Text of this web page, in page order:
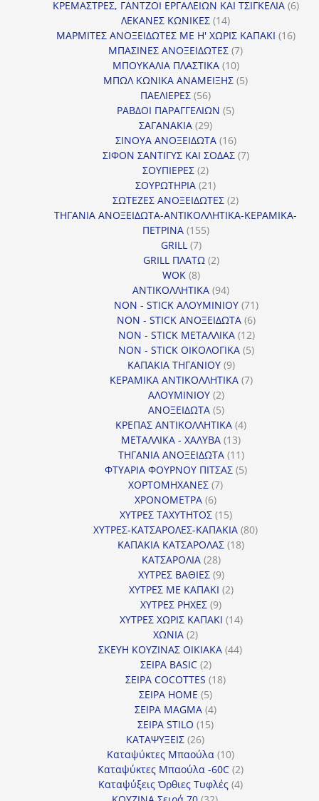
προϊόντα
ΚΡΕΜΑΣΤΡΕΣ, ΓΑΝΤΖΟΙ ΕΡΓΑΛΕΙΩΝ ΚΑΙ ΤΣΙΓΚΕΛΙΑ 66
ΛΕΚΑΝΕΣ ΚΩΝΙΚΕΣ 1414
προϊόντα
ΜΑΡΜΙΤΕΣ ΑΝΟΞΕΙΔΩΤΕΣ ΜΕ Η' ΧΩΡΙΣ ΚΑΠΑΚΙ 1616
ΜΠΑΣΙΝΕΣ ΑΝΟΞΕΙΔΩΤΕΣ 77
ΜΠΟΥΚΑΛΙΑ ΠΛΑΣΤΙΚΑ 1010
προϊόντα
ΜΠΩΛ ΚΩΝΙΚΑ ΑΝΑΜΕΙΞΗΣ 55
ΠΑΕΛΙΕΡΕΣ 5656
προϊόντα
ΡΑΒΔΟΙ ΠΑΡΑΓΓΕΛΙΩΝ 55
ΣΑΓΑΝΑΚΙΑ 2929
προϊόντα
ΣΙΝΟΥΑ ΑΝΟΞΕΙΔΩΤΑ 1616
προϊόντα
ΣΙΦΟΝ ΣΑΝΤΙΓΥΣ ΚΑΙ ΣΟΔΑΣ 77
ΣΟΥΠΙΕΡΕΣ 22
προϊόντα
ΣΟΥΡΩΤΗΡΙΑ 2121
προϊόντα
ΣΩΤΕΖΕΣ ΑΝΟΞΕΙΔΩΤΕΣ 22
προϊόντα
ΤΗΓΑΝΙΑ ΑΝΟΞΕΙΔΩΤΑ-ΑΝΤΙΚΟΛΛΗΤΙΚΑ-ΚΕΡΑΜΙΚΑ-
ΠΕΤΡΙΝΑ 155155
GRILL 77
προϊόντα
GRILL ΠΛΑΤΩ 22
WOK 88
προϊόντα
ΑΝΤΙΚΟΛΛΗΤΙΚΑ 9494
προϊόντα
NON - STICK ΑΛΟΥΜΙΝΙΟΥ 7171
προϊόντα
NON - STICK ΑΝΟΞΕΙΔΩΤΑ 66
προϊόντα
NON - STICK ΜΕΤΑΛΛΙΚΑ 1212
προϊόντα
NON - STICK ΟΙΚΟΛΟΓΙΚΑ 55
ΚΑΠΑΚΙΑ ΤΗΓΑΝΙΟΥ 99
προϊόντα
ΚΕΡΑΜΙΚΑ ΑΝΤΙΚΟΛΛΗΤΙΚΑ 77
ΑΛΟΥΜΙΝΙΟΥ 22
προϊόντα
ΑΝΟΞΕΙΔΩΤΑ 55
προϊόντα
ΚΡΕΠΑΣ ΑΝΤΙΚΟΛΛΗΤΙΚΑ 44
ΜΕΤΑΛΛΙΚΑ - ΧΑΛΥΒΑ 1313
προϊόντα
ΤΗΓΑΝΙΑ ΑΝΟΞΕΙΔΩΤΑ 1111
προϊόντα
ΦΤΥΑΡΙΑ ΦΟΥΡΝΟΥ ΠΙΤΣΑΣ 55
ΧΟΡΤΟΜΗΧΑΝΕΣ 77
ΧΡΟΝΟΜΕΤΡΑ 66
προϊόντα
ΧΥΤΡΕΣ ΤΑΧΥΤΗΤΟΣ 1515
προϊόντα
ΧΥΤΡΕΣ-ΚΑΤΣΑΡΟΛΕΣ-ΚΑΠΑΚΙΑ 8080
ΚΑΠΑΚΙΑ ΚΑΤΣΑΡΟΛΑΣ 1818
ΚΑΤΣΑΡΟΛΙΑ 2828
προϊόντα
ΧΥΤΡΕΣ ΒΑΘΙΕΣ 99
προϊόντα
ΧΥΤΡΕΣ ΜΕ ΚΑΠΑΚΙ 22
ΧΥΤΡΕΣ ΡΗΧΕΣ 99
προϊόντα
ΧΥΤΡΕΣ ΧΩΡΙΣ ΚΑΠΑΚΙ 1414
ΧΩΝΙΑ 22
προϊόντα
ΣΚΕΥΗ ΚΟΥΖΙΝΑΣ ΟΙΚΙΑΚΑ 4444
ΣΕΙΡΑ BASIC 22
προϊόντα
ΣΕΙΡΑ COCOTTES 1818
ΣΕΙΡΑ HOME 55
προϊόντα
ΣΕΙΡΑ MAGMA 44
προϊόντα
ΣΕΙΡΑ STILO 1515
ΚΑΤΑΨΥΞΕΙΣ 2626
προϊόντα
Καταψύκτες Μπαούλα 1010
προϊόντα
Καταψύκτες Μπαούλα -60C 22
προϊόντα
Καταψύξεις Όρθιες Τυφλές 44